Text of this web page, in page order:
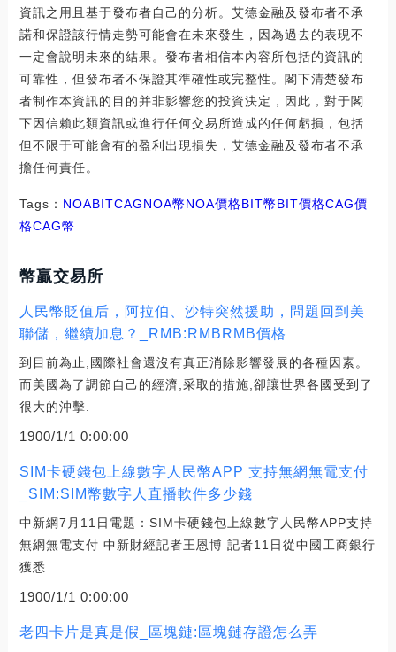
資訊之用且基于發布者自己的分析。艾德金融及發布者不承
諾和保證該行情走勢可能會在未來發生，因為過去的表現不
一定會說明未來的結果。發布者相信本內容所包括的資訊的
可靠性，但發布者不保證其準確性或完整性。閣下清楚發布
者制作本資訊的目的并非影響您的投資決定，因此，對于閣
下因信賴此類資訊或進行任何交易所造成的任何虧損，包括
但不限于可能會有的盈利出現損失，艾德金融及發布者不承
擔任何責任。
Tags： NOABITCAGNOA幣NOA價格BIT幣BIT價格CAG價
格CAG幣
幣贏交易所
人民幣貶值后，阿拉伯、沙特突然援助，問題回到美
聯儲，繼續加息？_RMB:RMBRMB價格
到目前為止,國際社會還沒有真正消除影響發展的各種因素。
而美國為了調節自己的經濟,采取的措施,卻讓世界各國受到了
很大的沖擊.
1900/1/1 0:00:00
SIM卡硬錢包上線數字人民幣APP 支持無網無電支付
_SIM:SIM幣數字人直播軟件多少錢
中新網7月11日電題：SIM卡硬錢包上線數字人民幣APP支持
無網無電支付 中新財經記者王恩博 記者11日從中國工商銀行
獲悉.
1900/1/1 0:00:00
老四卡片是真是假_區塊鏈:區塊鏈存證怎么弄